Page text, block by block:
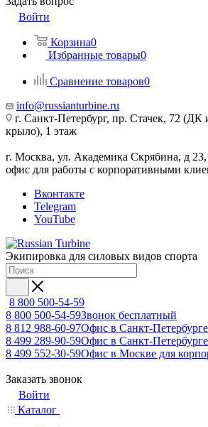
Войти
Корзина0
Избранные товары0
Сравнение товаров0
info@russianturbine.ru
г. Санкт-Петербург, пр. Стачек, 72 (ДК
крыло), 1 этаж
г. Москва, ул. Академика Скрябина, д
офис для работы с корпоративными
Вконтакте
Telegram
YouTube
Экипировка для силовых видов спорта
8 800 500-54-59
8 800 500-54-59Звонок бесплатный
8 812 988-60-97Офис в Санкт-Петербурге
8 499 289-90-59Офис в Санкт-Петербурге
8 499 552-30-59Офис в Москве для
Заказать звонок
Войти
Каталог